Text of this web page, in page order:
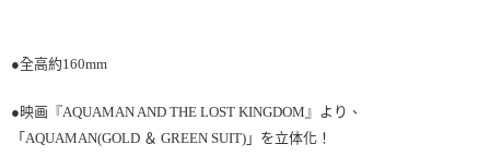
●全高約160mm
●映画『AQUAMAN AND THE LOST KINGDOM』より、
「AQUAMAN(GOLD ＆ GREEN SUIT)」を立体化！